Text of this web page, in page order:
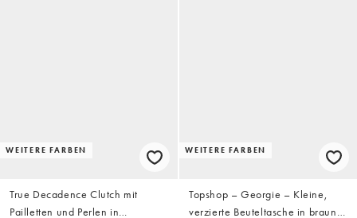
WEITERE FARBEN
True Decadence Clutch mit
Pailletten und Perlen in
WEITERE FARBEN
Topshop – Georgie – Kleine,
verzierte Beuteltasche in brauner